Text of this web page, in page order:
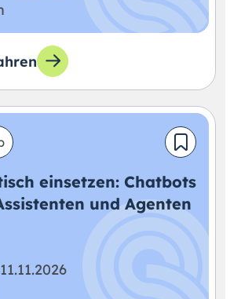
einsetzen: Chatbots
und Agenten